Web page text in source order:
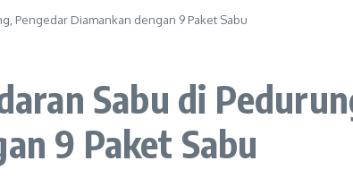
Pengedar Diamankan dengan 9 Paket Sabu
Sabu di
9 Paket Sabu